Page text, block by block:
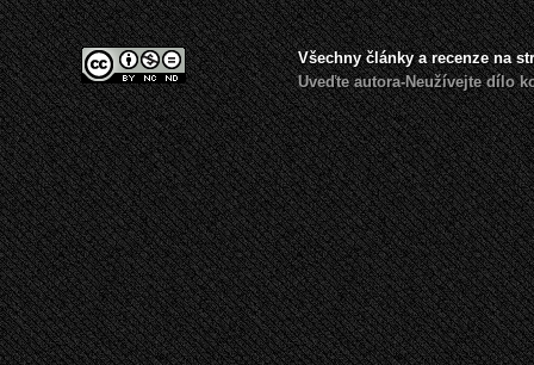
Všechny články a recenze na
Uveďte autora-Neužívejte dílo